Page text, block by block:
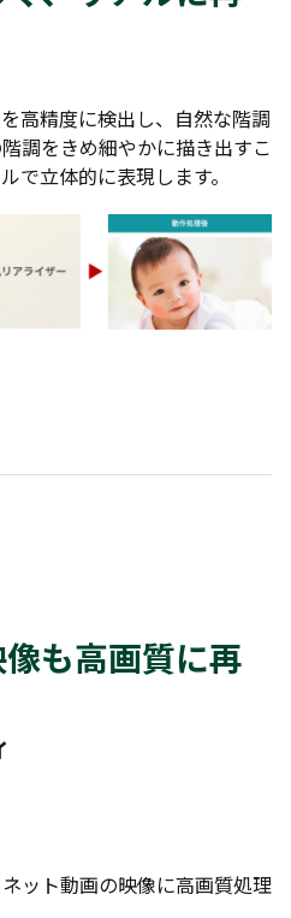
高精度に検出し、自然な階調
調をきめ細やかに描き出すこ
で立体的に表現します。
も高画質に再
ット動画の映像に高画質処理